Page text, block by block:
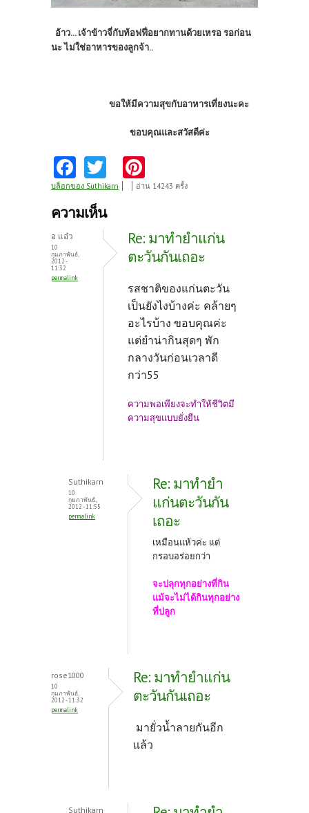
อ้าว... เจ้าข้าวจี่กับท้อฟฟี่อยากทานด้วยเหรอ รอก่อน
นะ ไม่ใช่อาหารของลูกจ้า..
ขอให้มีความสุขกับอาหารเที่ยงนะคะ
ขอบคุณและสวัสดีค่ะ
Fa
ce
b
o
k
w
itt
nt
es
t
บล็อกของ Suthikarn อ่าน 14243 ครั้ง
ความเห็น
อ แอ๋ว
10
กุมภาพันธ์,
2012 -
11:32
permalink
Re: มาทำยำแก่น
ตะวันกันเถอะ
รสชาติของแก่นตะวัน
เป็นยังไงบ้างค่ะ คล้ายๆ
อะไรบ้าง ขอบคุณค่ะ
แต่ยำน่ากินสุดๆ พัก
กลางวันก่อนเวลาดี
กว่า55
ความพอเพียงจะทำให้ชีวิตมี
ความสุขแบบยั่งยืน
Suthikarn
10
กุมภาพันธ์,
2012 - 11:55
permalink
Re: มาทำยำ
แก่นตะวันกัน
เถอะ
เหมือนแห้วค่ะ แต่
กรอบอร่อยกว่า
จะปลุกทุกอย่างที่กิน
แม้จะไม่ได้กินทุกอย่าง
ที่ปลูก
rose1000
10
กุมภาพันธ์,
2012 - 11:32
permalink
Re: มาทำยำแก่น
ตะวันกันเถอะ
มายั่วน้ำลายกันอีก
แล้ว
Suthikarn